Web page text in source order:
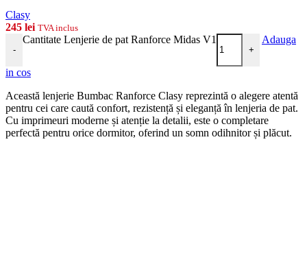
Clasy
245 lei TVA inclus
-
Cantitate Lenjerie de pat Ranforce Midas V1
+
Adauga
in cos
Această lenjerie Bumbac Ranforce Clasy reprezintă o alegere atentă
pentru cei care caută confort, rezistență și eleganță în lenjeria de pat.
Cu imprimeuri moderne și atenție la detalii, este o completare
perfectă pentru orice dormitor, oferind un somn odihnitor și plăcut.